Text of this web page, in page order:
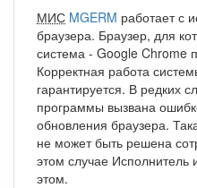
МИС MGERM работает с
браузера. Браузер, для
система - Google Chrome
Корректная работа
гарантируется. В редких
программы вызвана
обновления браузера.
не может быть решена
этом случае Исполнитель
этом.